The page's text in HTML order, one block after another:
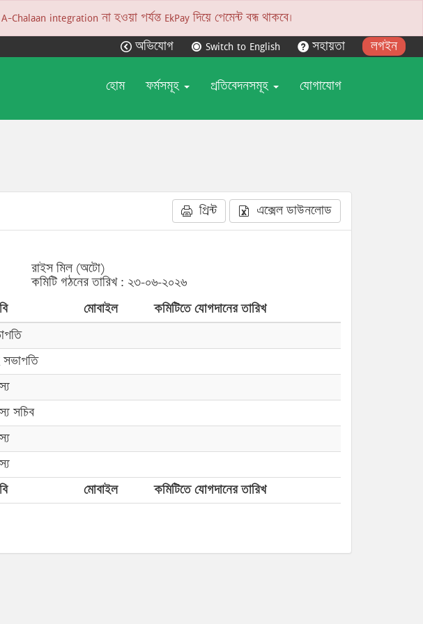
integration না হওয়া পর্যন্ত EkPay দিয়ে পেমেন্ট বন্ধ থাকবে।
অভিযোগ Switch to English সহায়তা লগইন
হোম ফর্মসমূহ প্রতিবেদনসমূহ যোগাযোগ
প্রিন্ট এক্সেল ডাউনলোড
রাইস মিল (অটো)
কমিটি গঠনের তারিখ : ২৩-০৬-২০২৬
মোবাইল
কমিটিতে যোগদানের তারিখ
সচিব
মোবাইল
কমিটিতে যোগদানের তারিখ